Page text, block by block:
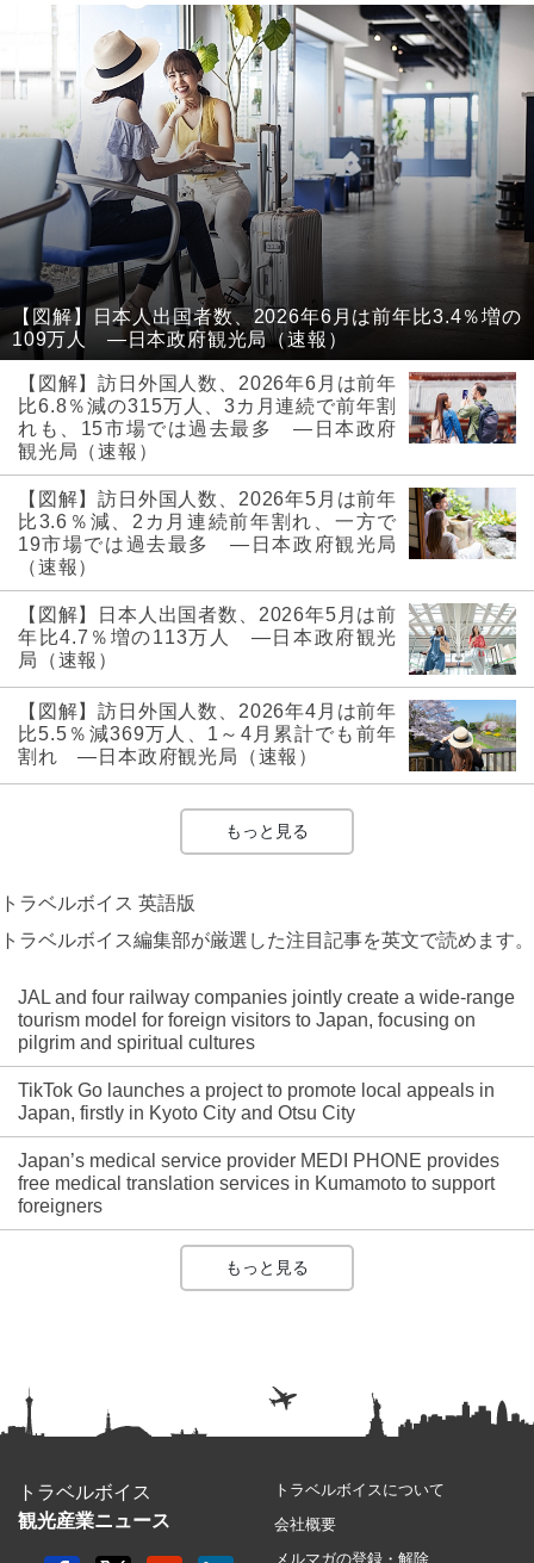
【図解】日本人出国者数、2026年6月は前年比3.4％増の
109万人 ―日本政府観光局（速報）
【図解】訪日外国人数、2026年6月は前年
比6.8％減の315万人、3カ月連続で前年割
れも、15市場では過去最多 ―日本政府
観光局（速報）
【図解】訪日外国人数、2026年5月は前年
比3.6％減、2カ月連続前年割れ、一方で
19市場では過去最多 ―日本政府観光局
（速報）
【図解】日本人出国者数、2026年5月は前
年比4.7％増の113万人 ―日本政府観光
局（速報）
【図解】訪日外国人数、2026年4月は前年
比5.5％減369万人、1～4月累計でも前年
割れ ―日本政府観光局（速報）
もっと見る
トラベルボイス 英語版
トラベルボイス編集部が厳選した注目記事を英文で読めます。
JAL and four railway companies jointly create a wide-range
tourism model for foreign visitors to Japan, focusing on
pilgrim and spiritual cultures
TikTok Go launches a project to promote local appeals in
Japan, firstly in Kyoto City and Otsu City
Japan’s medical service provider MEDI PHONE provides
free medical translation services in Kumamoto to support
foreigners
もっと見る
トラベルボイス
観光産業ニュース
トラベルボイスについて
会社概要
メルマガの登録・解除